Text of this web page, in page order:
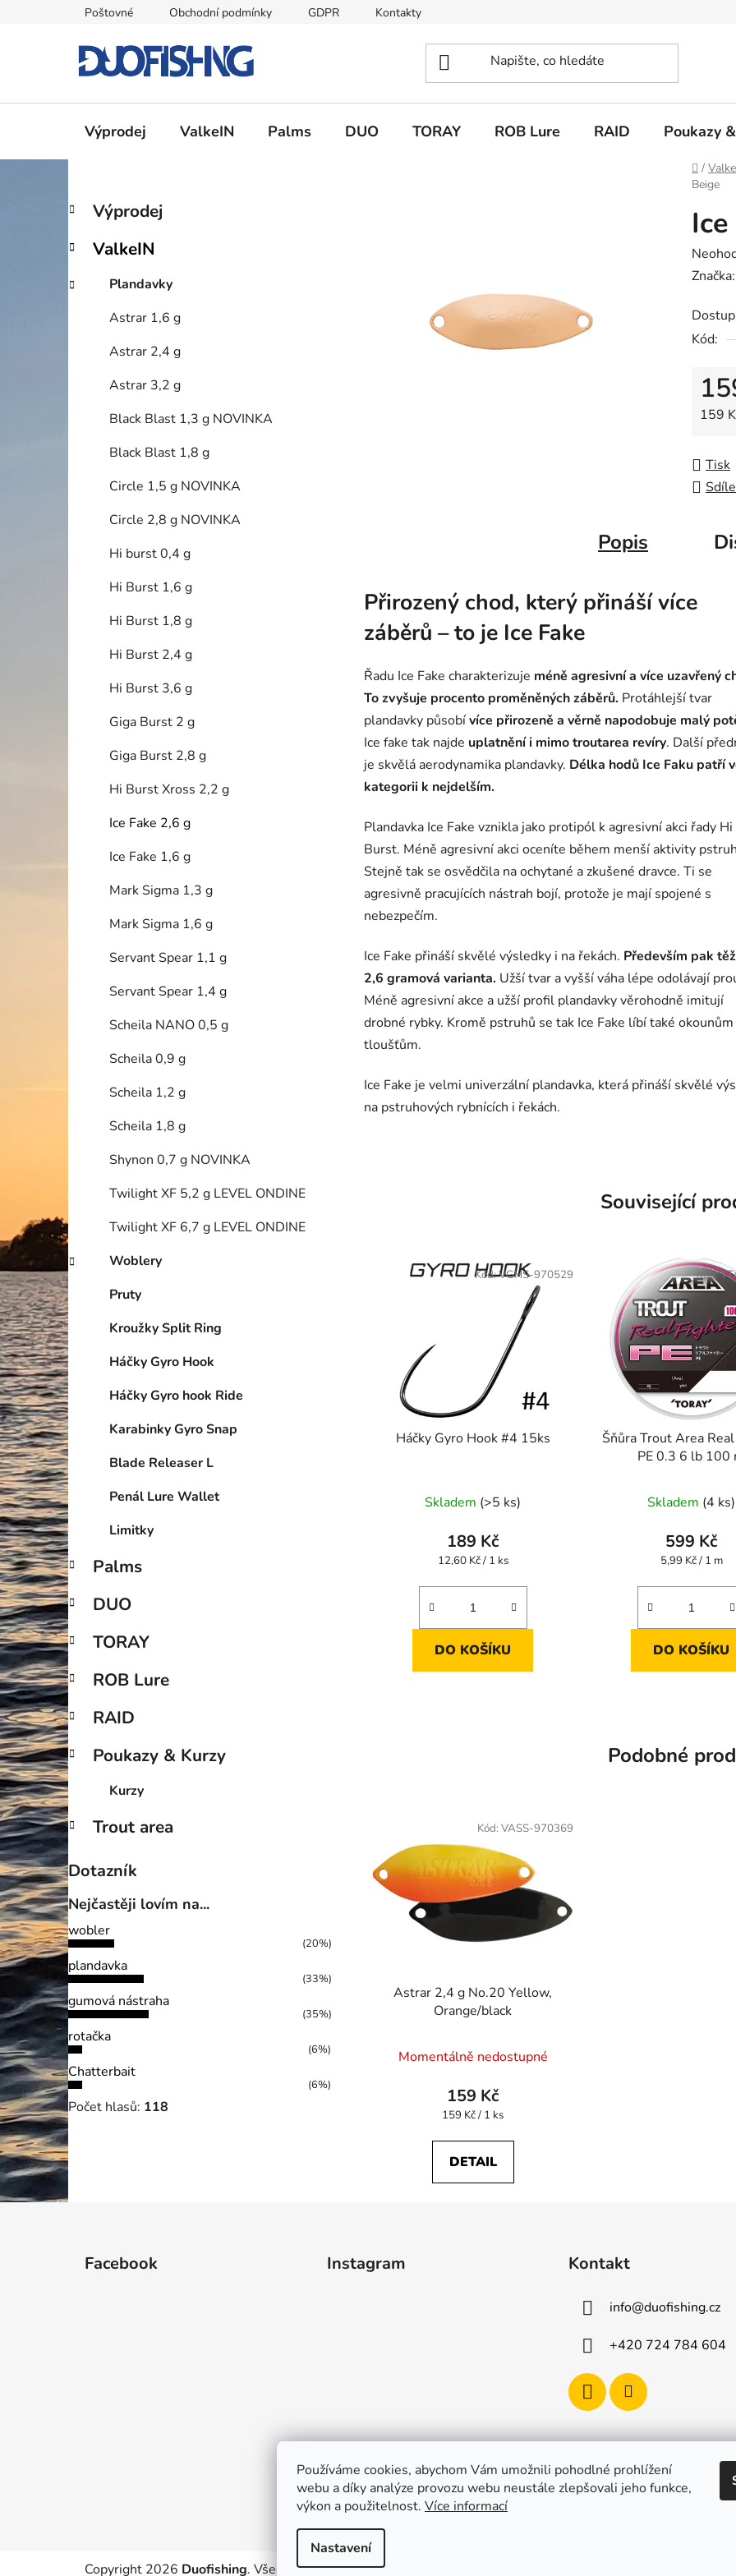
Používáme cookies, abychom Vám umožnili pohodlné prohlížení
webu a díky analýze provozu webu neustále zlepšovali jeho funkce,
výkon a použitelnost. Více informací
Nastavení
Poštovné Obchodní podmínky GDPR Kontakty
Výprodej ValkeIN Palms DUO TORAY ROB Lure RAID Poukazy
Domů
/
Beige
P
s
r
Přeskočit
kategorie
K
a
e
o
Výprodej
ValkeIN
Plandavky
Astrar 1,6 g
Astrar 2,4 g
Astrar 3,2 g
Black Blast 1,3 g NOVINKA
Black Blast 1,8 g
Circle 1,5 g NOVINKA
Circle 2,8 g NOVINKA
Hi burst 0,4 g
Hi Burst 1,6 g
Hi Burst 1,8 g
Hi Burst 2,4 g
Hi Burst 3,6 g
Giga Burst 2 g
Giga Burst 2,8 g
Hi Burst Xross 2,2 g
Ice Fake 2,6 g
Ice Fake 1,6 g
Mark Sigma 1,3 g
Mark Sigma 1,6 g
Servant Spear 1,1 g
Servant Spear 1,4 g
Scheila NANO 0,5 g
Scheila 0,9 g
Scheila 1,2 g
Scheila 1,8 g
Shynon 0,7 g NOVINKA
Twilight XF 5,2 g LEVEL ONDINE
Twilight XF 6,7 g LEVEL ONDINE
Woblery
Pruty
Kroužky Split Ring
Háčky Gyro Hook
Háčky Gyro hook Ride
Karabinky Gyro Snap
Blade Releaser L
Penál Lure Wallet
Limitky
Palms
DUO
TORAY
ROB Lure
RAID
Poukazy & Kurzy
Kurzy
Trout area
Dotazník
Nejčastěji lovím na...
wobler
(20%)
plandavka
(33%)
gumová nástraha
(35%)
rotačka
(6%)
Chatterbait
(6%)
Počet hlasů: 118
je
0,0
Značka:
Kód:
159
Tisk
Popis
Přirozený chod, který přináší více
záběrů – to je Ice Fake
Řadu Ice Fake charakterizuje méně agresivní a více uzavřený
To zvyšuje procento proměněných záběrů. Protáhlejší tvar
plandavky působívíce přirozeně a věrně napodobuje malý
Ice fake tak najde uplatnění i mimo troutarea revíry. Další
je skvělá aerodynamika plandavky. Délka hodů Ice Faku patří
kategorii k nejdelším.
Plandavka Ice Fake vznikla jako protipól k agresivní akci řady Hi
Burst. Méně agresivní akci oceníte během menší aktivity
Stejně tak se osvědčila na ochytané a zkušené dravce. Ti se
agresivně pracujících nástrah bojí, protože je mají spojené s
nebezpečím.
Ice Fake přináší skvělé výsledky i na řekách. Především pak
2,6 gramová varianta. Užší tvar a vyšší váha lépe odolávají
Méně agresivní akce a užší profil plandavky věrohodně imitují
drobné rybky. Kromě pstruhů se tak Ice Fake líbí také
tloušťům.
Ice Fake je velmi univerzální plandavka, která přináší skvělé
na pstruhových rybnících i řekách.
Související
Háčky Gyro Hook #4 15ks
Skladem (>5 ks)
189 Kč
Měrná
12,60 Kč / 1 ks
DO KOŠÍKU
Kód:VGHS-970529
Šňůra Trout Area
PE 0.3 6 lb 100
Skladem (4 ks)
599 Kč
Měrná
5,99 Kč / 1 m
DO KOŠÍKU
Kód:
Podobné
Astrar 2,4 g No.20 Yellow,
Orange/black
Momentálně nedostupné
159 Kč
Měrná
159 Kč / 1 ks
DETAIL
Kód: VASS-970369
Facebook Instagram Kontakt
info@duofishing.cz
+420 724 784 604
Copyright 2026 Duofishing. Všechna práva vyhrazena.